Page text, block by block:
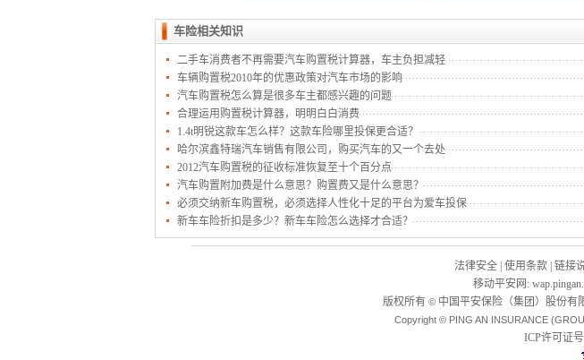
车险相关知识
二手车消费者不再需要汽车购置税计算器，车主负担减轻
车辆购置税2010年的优惠政策对汽车市场的影响
汽车购置税怎么算是很多车主都感兴趣的问题
合理运用购置税计算器，明明白白消费
1.4t明锐这款车怎么样？这款车险哪里投保更合适？
哈尔滨鑫特瑞汽车销售有限公司，购买汽车的又一个去处
2012汽车购置税的征收标准恢复至十个百分点
汽车购置附加费是什么意思？购置费又是什么意思？
必须交纳新车购置税，必须选择人性化十足的平台为爱车投保
新车车险折扣是多少？新车车险怎么选择才合适？
法律安全 使用条款 链接
移动平安网 :
版权所有 ©中国平安保险（集团）股份有
Copyright © PING AN INSURANCE
ICP许可证号